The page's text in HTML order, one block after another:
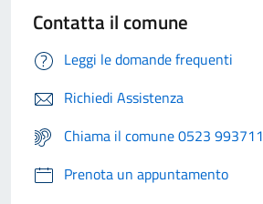
Contatta il comune
Leggi le domande frequenti
Richiedi Assistenza
Chiama il comune 0523 993711
Prenota un appuntamento